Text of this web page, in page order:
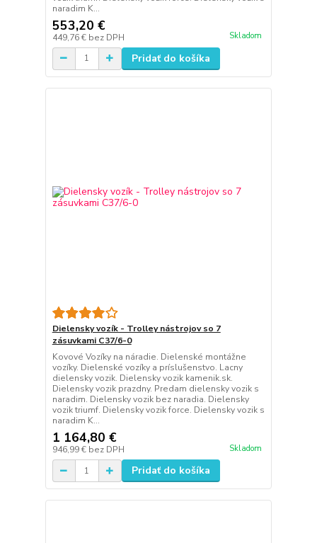
naradim K...
553,20 €
449,76 € bez DPH Skladom
Pridať do košíka
Dielensky vozík - Trolley nástrojov so 7
zásuvkami C37/6-0
Kovové Vozíky na náradie. Dielenské montážne
vozíky. Dielenské vozíky a príslušenstvo. Lacny
dielensky vozik. Dielensky vozik kamenik.sk.
Dielensky vozik prazdny. Predam dielensky vozik s
naradim. Dielensky vozik bez naradia. Dielensky
vozik triumf. Dielensky vozik force. Dielensky vozik s
naradim K...
1 164,80 €
946,99 € bez DPH Skladom
Pridať do košíka